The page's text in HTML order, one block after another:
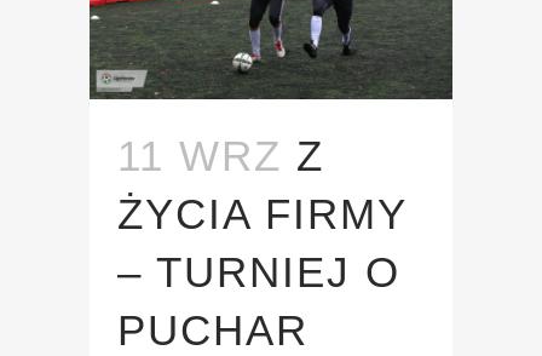
11 WRZ Z
ŻYCIA FIRMY
– TURNIEJ O
PUCHAR